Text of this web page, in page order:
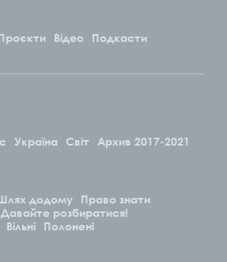
Відео
Подкасти
Україна Світ Архив 2017-2021
додому
Право знати
Давайте розбиратися!
Вільні Полонені